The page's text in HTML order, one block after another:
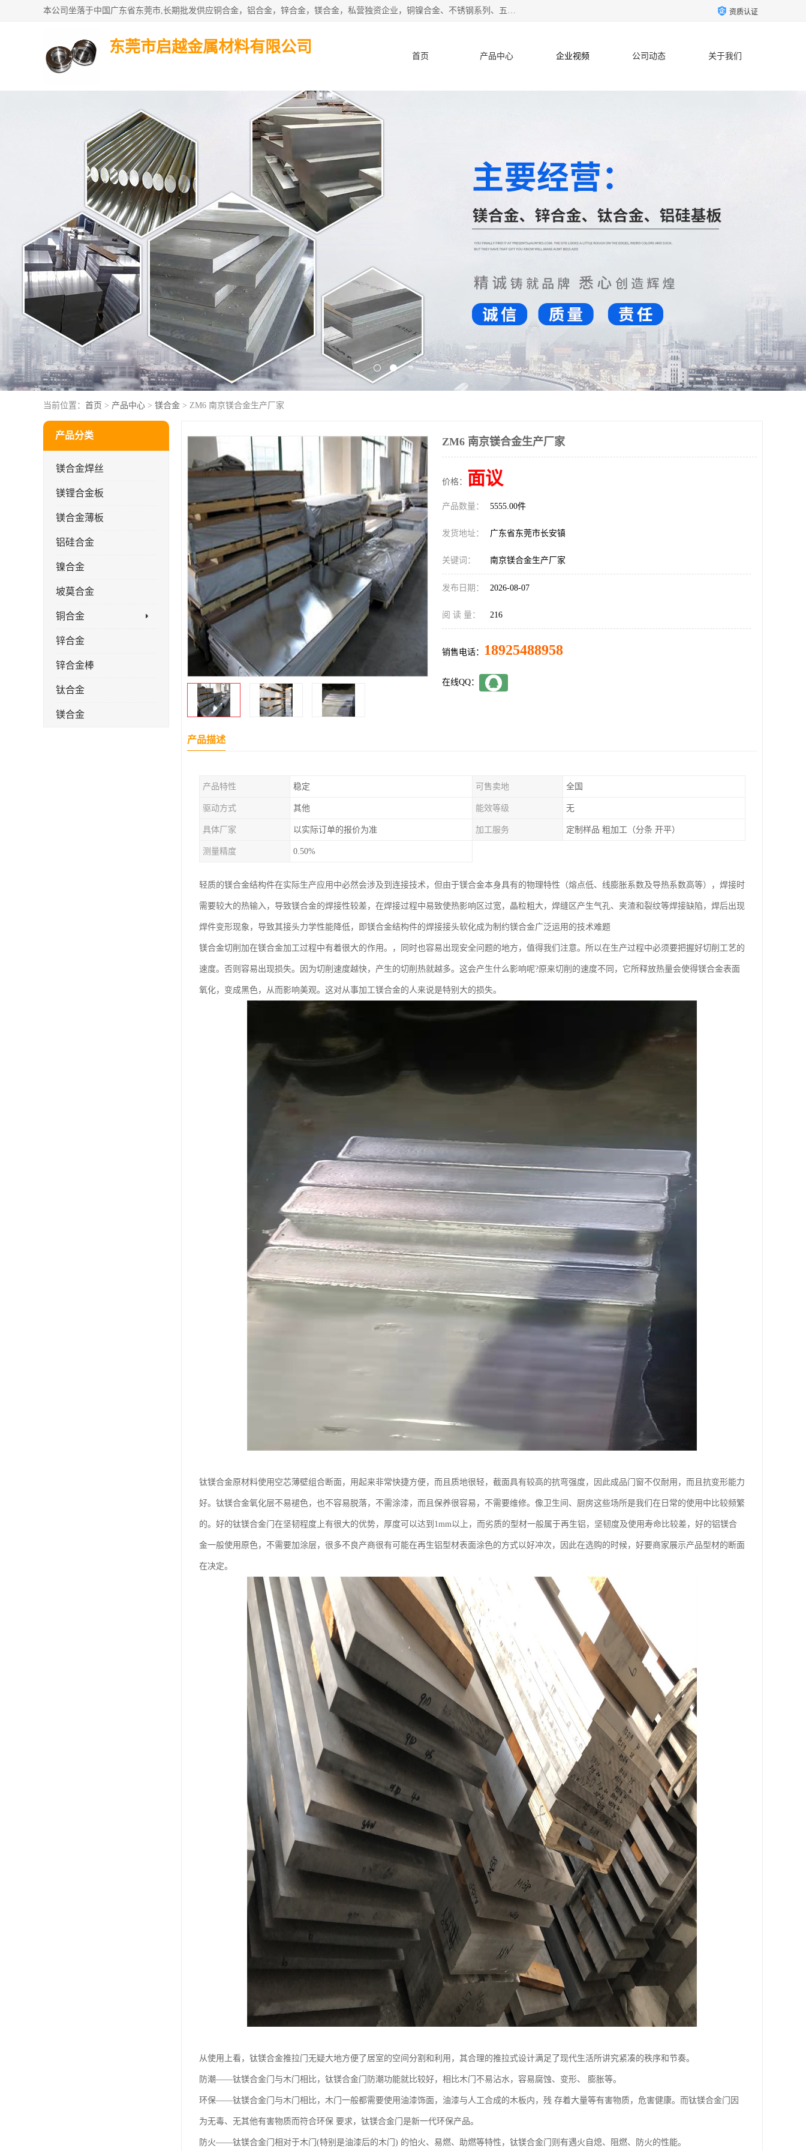
本公司坐落于中国广东省东莞市,长期批发供应铜合金，铝合金，锌合金，镁合金，私营独资企业，铜镍合金、不锈钢系列、五金冲压材料、进口金属材料、钨钢、高速钢、白钢刀、铝系列材料、铝镁合金、锰钢片等，启越是一家经国家相关部门批准注册的企业。公司以雄厚的实力、合理的厂家、优良的服务与多家企业建立了长期的合作关系。欢迎前来参观、考察、洽谈业务。 金属材料...,欢迎惠顾！ 资质认证
东莞市启越金属材料有限公司
首页 产品中心 企业视频 公司动态 关于我们
当前位置： 首页 > 产品中心 > 镁合金 > ZM6 南京镁合金生产厂家
产品分类
镁合金焊丝
镁锂合金板
镁合金薄板
铝硅合金
镍合金
坡莫合金
铜合金
锌合金
锌合金棒
钛合金
镁合金
ZM6 南京镁合金生产厂家
价格： 面议
产品数量： 5555.00件
发货地址： 广东省东莞市长安镇
关键词： 南京镁合金生产厂家
发布日期： 2026-08-07
阅 读 量： 216
销售电话： 18925488958
在线QQ：
产品描述
产品特性 稳定 可售卖地 全国
驱动方式 其他 能效等级 无
具体厂家 以实际订单的报价为准 加工服务 定制样品 粗加工（分条 开平）
测量精度 0.50%
轻质的镁合金结构件在实际生产应用中必然会涉及到连接技术，但由于镁合金本身具有的物理特性（熔点低、线膨胀系数及导热系数高等），焊接时
需要较大的热输入，导致镁合金的焊接性较差，在焊接过程中易致使热影响区过宽，晶粒粗大，焊缝区产生气孔、夹渣和裂纹等焊接缺陷，焊后出现
焊件变形现象，导致其接头力学性能降低，即镁合金结构件的焊接接头软化成为制约镁合金广泛运用的技术难题
镁合金切削加在镁合金加工过程中有着很大的作用。，同时也容易出现安全问题的地方，值得我们注意。所以在生产过程中必须要把握好切削工艺的
速度。否则容易出现损失。因为切削速度越快，产生的切削热就越多。这会产生什么影响呢?原来切削的速度不同，它所释放热量会使得镁合金表面
氧化，变成黑色，从而影响美观。这对从事加工镁合金的人来说是特别大的损失。
钛镁合金原材料使用空芯薄壁组合断面，用起来非常快捷方便，而且质地很轻，截面具有较高的抗弯强度，因此成品门窗不仅耐用，而且抗变形能力
好。钛镁合金氧化层不易褪色，也不容易脱落，不需涂漆，而且保养很容易，不需要维修。像卫生间、厨房这些场所是我们在日常的使用中比较频繁
的。好的钛镁合金门在坚韧程度上有很大的优势，厚度可以达到1mm以上，而劣质的型材一般属于再生铝，坚韧度及使用寿命比较差，好的铝镁合
金一般使用原色，不需要加涂层，很多不良产商很有可能在再生铝型材表面涂色的方式以好冲次，因此在选购的时候，好要商家展示产品型材的断面
在决定。
从使用上看，钛镁合金推拉门无疑大地方便了居室的空间分割和利用，其合理的推拉式设计满足了现代生活所讲究紧凑的秩序和节奏。
防潮——钛镁合金门与木门相比，钛镁合金门防潮功能就比较好，相比木门不易沾水，容易腐蚀、变形、 膨胀等。
环保——钛镁合金门与木门相比，木门一般都需要使用油漆饰面，油漆与人工合成的木板内，残 存着大量等有害物质，危害健康。而钛镁合金门因
为无毒、无其他有害物质而符合环保 要求，钛镁合金门是新一代环保产品。
防火——钛镁合金门相对于木门(特别是油漆后的木门) 的怕火、易燃、助燃等特性，钛镁合金门则有遇火自熄、阻燃、防火的性能。